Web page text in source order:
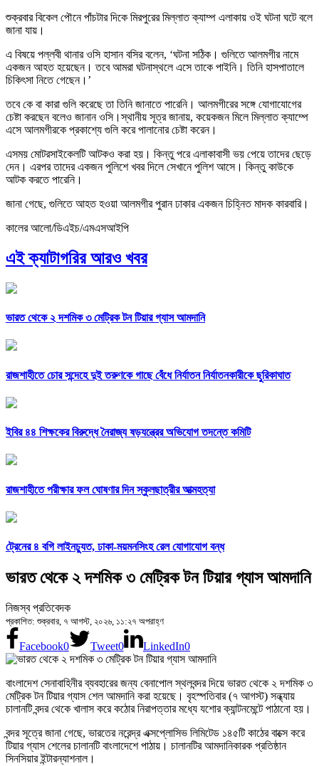
শুক্রবার বিকেল পৌনে পাঁচটার দিকে মিরপুরের মিল্লাত ক্যাম্প এলাকায় ওই ঘটনা ঘটে বলে
জানা যায়।
এ বিষয়ে পল্লবী থানার ওসি হাসান বসির বলেন, ‘ঘটনা সঠিক। গুলিতে আলমগীর নামে
একজন আহত হয়েছেন। তবে আমরা ঘটনাস্থলে এসে তাকে পাইনি। তিনি হাসপাতালে
চিকিৎসা নিতে গেছেন।’
তবে কে বা কারা গুলি করেছে তা তিনি জানাতে পারেনি। আলমগীরের সঙ্গে যোগাযোগের
চেষ্টা করছেন বলেও জানান ওসি।স্থানীয় সূত্র জানায়, কয়েকজন মিলে মিল্লাত ক্যাম্পে
এসে আলমগীরকে প্রকাশ্যে গুলি করে পালানোর চেষ্টা করেন।
এসময় মোটরসাইকেলটি আটকও করা হয়। কিন্তু পরে এলাকাবাসী ভয় পেয়ে তাদের ছেড়ে
দেন। এরপর তাদের একজন পুলিশে খবর দিলে সেখানে ‍পুলিশ আসে। কিন্তু কাউকে
আটক করতে পারেনি।
জানা গেছে, গুলিতে আহত হওয়া আলমগীর ‍পুরান ঢাকার একজন চিহ্নিত মাদক কারবারি।
কালের আলো/ডিএইচ/এমএসআইপি
এই ক্যাটাগরির আরও খবর
ভারত থেকে ২ দশমিক ৩ মেট্রিক টন টিয়ার গ্যাস আমদানি
রাজশাহীতে চোর সন্দেহে দুই তরুণকে গাছে বেঁধে নির্যাতন নির্যাতনকারীকে ছুরিকাঘাত
ইবির ৪৪ শিক্ষকের বিরুদ্ধে নৈরাজ্য ষড়যন্ত্রের অভিযোগ তদন্তে কমিটি
রাজশাহীতে পরীক্ষার ফল ঘোষণার দিন স্কুলছাত্রীর আত্মহত্যা
ট্রেনের ৪ বগি লাইনচ্যুত, ঢাকা-ময়মনসিংহ রেল যোগাযোগ বন্ধ
ভারত থেকে ২ দশমিক ৩ মেট্রিক টন টিয়ার গ্যাস আমদানি
নিজস্ব প্রতিবেদক
প্রকাশিত: শুক্রবার, ৭ আগস্ট, ২০২৬, ১১:২৭ অপরাহ্ণ
Facebook0 Tweet0 LinkedIn0
বাংলাদেশ সেনাবাহিনীর ব্যবহারের জন্য বেনাপোল স্থলবন্দর দিয়ে ভারত থেকে ২ দশমিক ৩
মেট্রিক টন টিয়ার গ্যাস শেল আমদানি করা হয়েছে। বৃহস্পতিবার (৭ আগস্ট) সন্ধ্যায়
চালানটি বন্দর থেকে খালাস করে কঠোর নিরাপত্তার মধ্যে যশোর ক্যান্টনমেন্টে পাঠানো হয়।
বন্দর সূত্রে জানা গেছে, ভারতের নরেন্দ্র এক্সপ্লোসিভ লিমিটেড ১৪৫টি কাঠের বাক্সে করে
টিয়ার গ্যাস শেলের চালানটি বাংলাদেশে পাঠায়। চালানটির আমদানিকারক প্রতিষ্ঠান
সিনসিয়ার ইন্টারন্যাশনাল।